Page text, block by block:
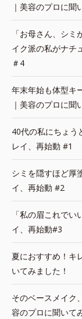
｜美容のプロに聞
「お母さん、シ
イク派の私がナチ
＃4
年末年始も体型キ
｜美容のプロに聞
40代の私にちょう
レイ、再始動 #1
シミを隠すほど厚
イ、再始動 #2
「私の眉これで
イ、再始動#3
夏におすすめ！キ
いてみました！
そのベースメイク
容のプロに聞いて